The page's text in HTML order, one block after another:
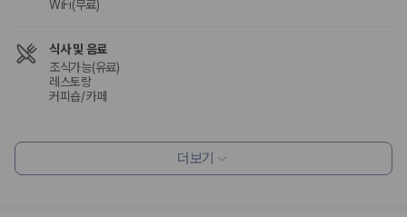
24시간 프런트 데스크와 다국어 응대, 서울 여행 맞춤 큐레이션을 통해 세심함
과 전문성을 갖춘 정제된 서비스를 제공합니다.
WiFi(무료)
식사 및 음료
조식가능(유료)
레스토랑
커피숍/카페
편의시설
PC코너
더보기